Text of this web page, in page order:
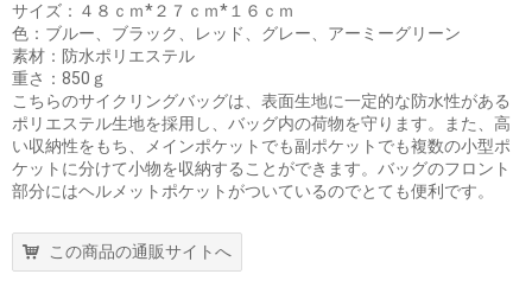
サイズ：４８ｃｍ*２７ｃｍ*１６ｃｍ
色：ブルー、ブラック、レッド、グレー、アーミーグリーン
素材：防水ポリエステル
重さ：850ｇ
こちらのサイクリングバッグは、表面生地に一定的な防水性がある
ポリエステル生地を採用し、バッグ内の荷物を守ります。また、高
い収納性をもち、メインポケットでも副ポケットでも複数の小型ポ
ケットに分けて小物を収納することができます。バッグのフロント
部分にはヘルメットポケットがついているのでとても便利です。
この商品の通販サイトへ